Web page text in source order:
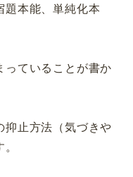
題本能、単純化本
っていることが書か
抑止方法（気づきや